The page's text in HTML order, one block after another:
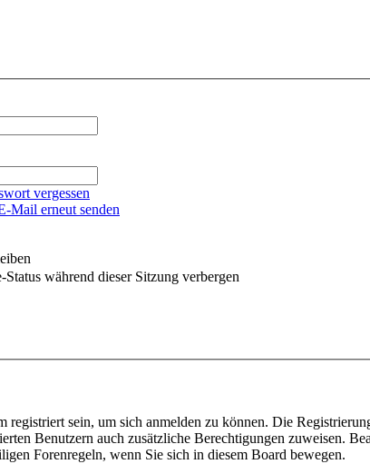
vergessen
Mail erneut senden
während dieser Sitzung verbergen
registriert sein, um sich anmelden zu können. Die
Benutzern auch zusätzliche Berechtigungen zuweisen.
Forenregeln, wenn Sie sich in diesem Board bewegen.